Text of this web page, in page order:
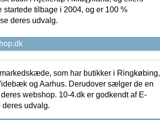
tilbage i 2004, og er 100 %
deres udvalg.
som har butikker i Ringkøbing,
og Aarhus. Derudover sælger de en
webshop. 10-4.dk er godkendt af E-
udvalg.